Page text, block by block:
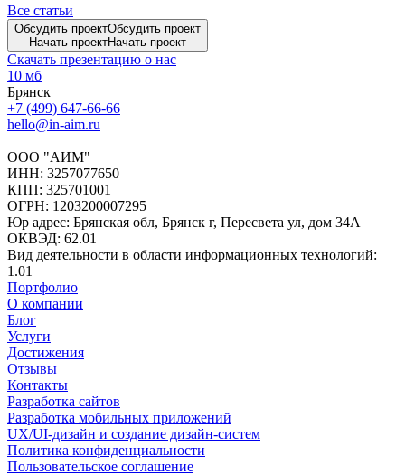
Все статьи
Обсудить проектОбсудить проект
Начать проектНачать проект
Скачать презентацию о нас
10 мб
Брянск
+7 (499) 647-66-66
hello@in-aim.ru
ООО "АИМ"
ИНН: 3257077650
КПП: 325701001
ОГРН: 1203200007295
Юр адрес: Брянская обл, Брянск г, Пересвета ул, дом 34А
ОКВЭД: 62.01
Вид деятельности в области информационных технологий:
1.01
Портфолио
О компании
Блог
Услуги
Достижения
Отзывы
Контакты
Разработка сайтов
Разработка мобильных приложений
UX/UI-дизайн и создание дизайн-систем
Политика конфиденциальности
Пользовательское соглашение